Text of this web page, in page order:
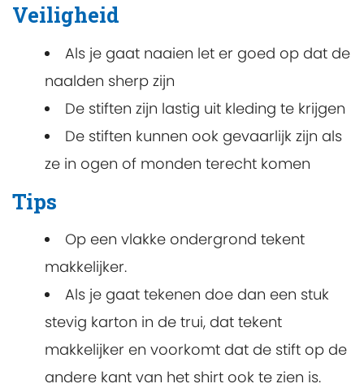
Veiligheid
Als je gaat naaien let er goed op dat de
naalden sherp zijn
De stiften zijn lastig uit kleding te krijgen
De stiften kunnen ook gevaarlijk zijn als
ze in ogen of monden terecht komen
Tips
Op een vlakke ondergrond tekent
makkelijker.
Als je gaat tekenen doe dan een stuk
stevig karton in de trui, dat tekent
makkelijker en voorkomt dat de stift op de
andere kant van het shirt ook te zien is.